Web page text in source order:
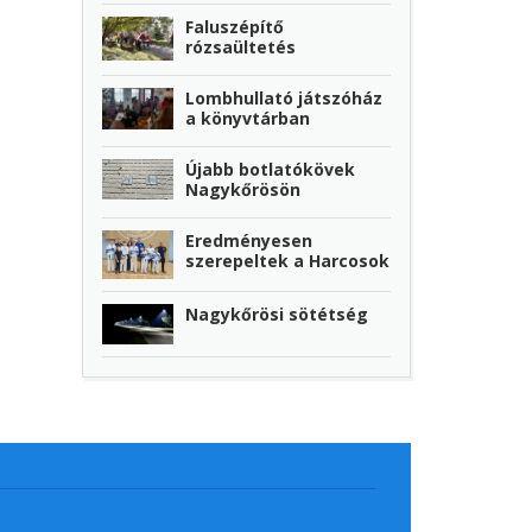
Faluszépítő
rózsaültetés
Lombhullató játszóház
a könyvtárban
Újabb botlatókövek
Nagykőrösön
Eredményesen
szerepeltek a Harcosok
Nagykőrösi sötétség